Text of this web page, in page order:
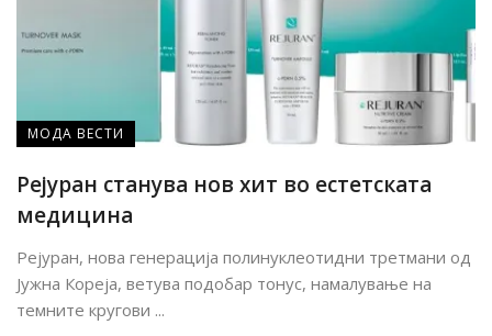
МОДА ВЕСТИ
Рејуран станува нов хит во естетската
медицина
Рејуран, нова генерација полинуклеотидни третмани од
Јужна Кореја, ветува подобар тонус, намалување на
темните кругови ...